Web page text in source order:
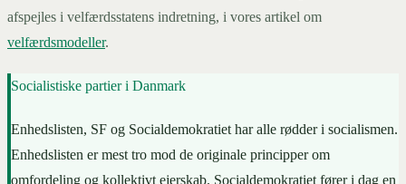
afspejles i velfærdsstatens indretning, i vores artikel om
velfærdsmodeller.
Socialistiske partier i Danmark
Enhedslisten, SF og Socialdemokratiet har alle rødder i socialismen.
Enhedslisten er mest tro mod de originale principper om
omfordeling og kollektivt ejerskab. Socialdemokratiet fører i dag en